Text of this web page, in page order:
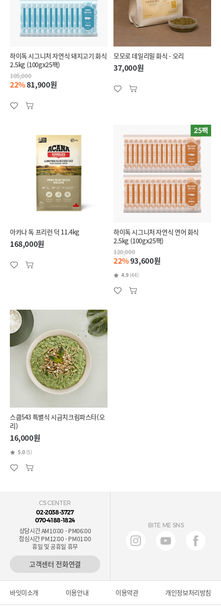
하이독 시그니처 자연식 돼지고기 화식
2.5kg (100gx25팩)
105,000
22%81,900원
모모로 데일리밀 화식 - 오리
37,000원
아카나 독 프리런 덕 11.4kg
168,000원
하이독 시그니처 자연식 연어 화식
2.5kg (100gx25팩)
120,000
22%93,600원
4.9 (44)
스쿱543 특별식 시금치크림파스타(오
리)
16,000원
5.0 (5)
CS CENTER
02-2038-3727
070-4188-1824
상담시간 AM10:00 - PM06:00
점심시간 PM12:00 - PM01:00
휴일 및 공휴일 휴무
고객센터 전화연결
BITE ME SNS
바잇미소개 이용안내 이용약관 개인정보처리방침